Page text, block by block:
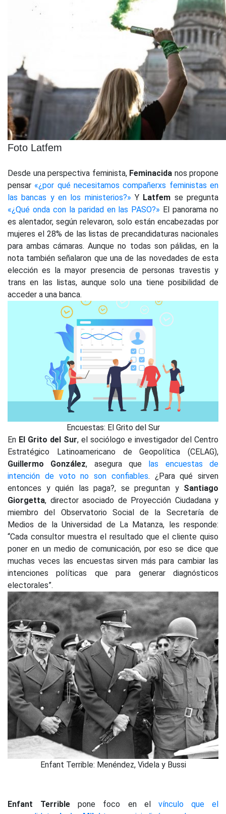
Foto Latfem
Desde una perspectiva feminista, Feminacida nos propone
pensar«¿por qué necesitamos compañerxs feministas en
las bancas y en los ministerios?» Y Latfem se pregunta
«¿Qué onda con la paridad en las PASO?» El panorama no
es alentador, según relevaron, solo están encabezadas por
mujeres el 28% de las listas de precandidaturas nacionales
para ambas cámaras. Aunque no todas son pálidas, en la
nota también señalaron que una de las novedades de esta
elección es la mayor presencia de personas travestis y
trans en las listas, aunque solo una tiene posibilidad de
acceder a una banca.
Encuestas: El Grito del Sur
En El Grito del Sur, el sociólogo e investigador del Centro
Estratégico Latinoamericano de Geopolítica (CELAG),
Guillermo González, asegura que
las encuestas de
intención de voto no son confiables. ¿Para qué sirven
entonces y quién las paga?, se preguntan y Santiago
Giorgetta, director asociado de Proyección Ciudadana y
miembro del Observatorio Social de la Secretaría de
Medios de la Universidad de La Matanza, les responde:
“Cada consultor muestra el resultado que el cliente quiso
poner en un medio de comunicación, por eso se dice que
muchas veces las encuestas sirven más para cambiar las
intenciones políticas que para generar diagnósticos
electorales”.
Enfant Terrible: Menéndez, Videla y Bussi
Enfant Terrible pone foco en el vínculo que el